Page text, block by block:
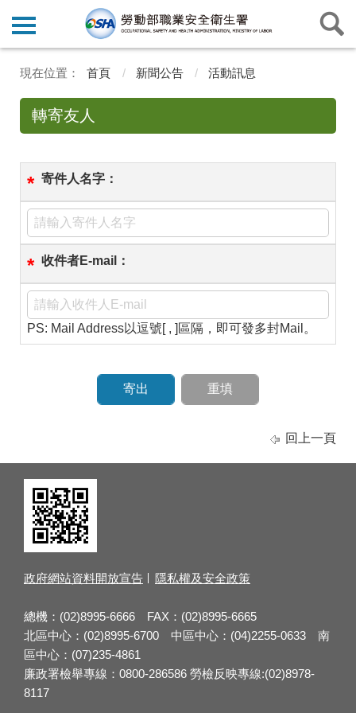
首頁 新聞公告 活動訊息
轉寄友人
* 寄件人名字：
* 收件者E-mail：
PS: Mail Address以逗號[ , ]區隔，即可發多封Mail。
回上一頁
政府網站資料開放宣告 隱私權及安全政策
總機：(02)8995-6666 FAX：(02)8995-6665
北區中心：(02)8995-6700 中區中心：(04)2255-0633 南
區中心：(07)235-4861
廉政署檢舉專線：0800-286586 勞檢反映專線:(02)8978-
8117